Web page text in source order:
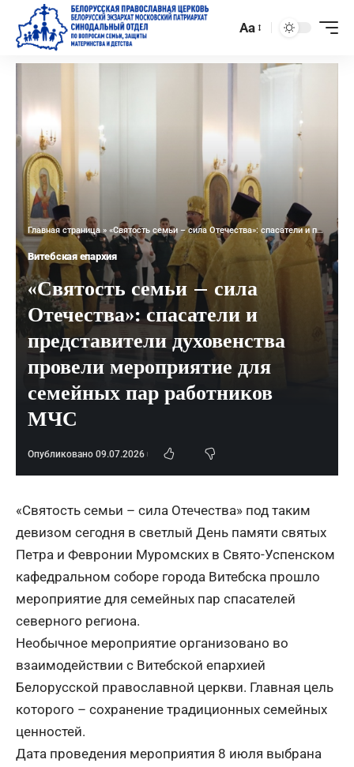
Aa
Главная страница » «Святость семьи – сила Отечества»: спасатели и представители духовенства провели мероприятие для семейных пар работников МЧС
Витебская епархия
«Святость семьи – сила
Отечества»: спасатели и
представители духовенства
провели мероприятие для
семейных пар работников
МЧС
Опубликовано 09.07.2026
«Святость семьи – сила Отечества» под таким
девизом сегодня в светлый День памяти святых
Петра и Февронии Муромских в Свято-Успенском
кафедральном соборе города Витебска прошло
мероприятие для семейных пар спасателей
северного региона.
Необычное мероприятие организовано во
взаимодействии с Витебской епархией
Белорусской православной церкви. Главная цель
которого – сохранение традиционных семейных
ценностей.
Дата проведения мероприятия 8 июля выбрана